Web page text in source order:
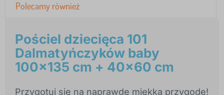
Polecamy również
Pościel dziecięca 101
Dalmatyńczyków baby
100x135 cm + 40x60 cm
Przygotuj się na naprawdę miękką przygodę!